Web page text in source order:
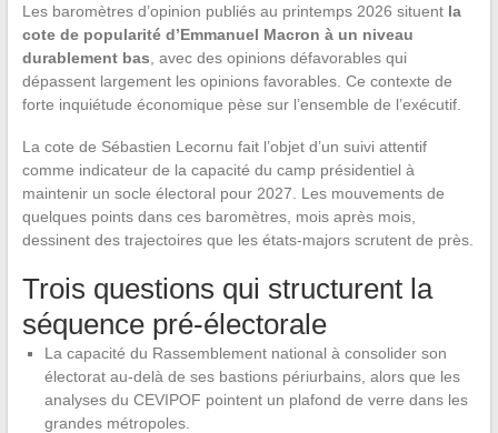
Les baromètres d’opinion publiés au printemps 2026 situent la
cote de popularité d’Emmanuel Macron à un niveau
durablement bas , avec des opinions défavorables qui
dépassent largement les opinions favorables. Ce contexte de
forte inquiétude économique pèse sur l’ensemble de l’exécutif.
La cote de Sébastien Lecornu fait l’objet d’un suivi attentif
comme indicateur de la capacité du camp présidentiel à
maintenir un socle électoral pour 2027. Les mouvements de
quelques points dans ces baromètres, mois après mois,
dessinent des trajectoires que les états-majors scrutent de près.
Trois questions qui structurent la
séquence pré-électorale
La capacité du Rassemblement national à consolider son
électorat au-delà de ses bastions périurbains, alors que les
analyses du CEVIPOF pointent un plafond de verre dans les
grandes métropoles.